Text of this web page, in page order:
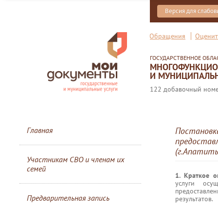
Версия для
Обращения
ГОСУДАРСТВЕННОЕ
И
122 добавочный
Главная
Участникам СВО и членам их
семей
Предварительная запись
1. Краткое
услуги
результатов.